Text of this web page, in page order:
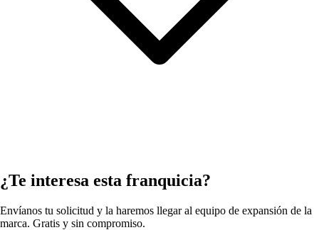
¿Te interesa esta franquicia?
Envíanos tu solicitud y la haremos llegar al equipo de expansión de la
marca. Gratis y sin compromiso.